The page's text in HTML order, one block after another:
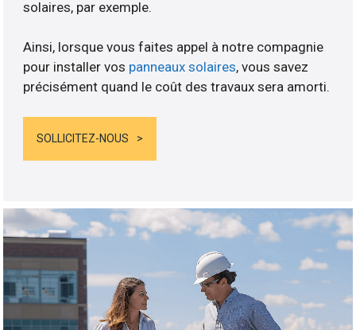
solaires, par exemple.
Ainsi, lorsque vous faites appel à notre compagnie
pour installer vos panneaux solaires, vous savez
précisément quand le coût des travaux sera amorti.
SOLLICITEZ-NOUS